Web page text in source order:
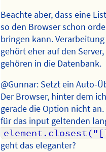
Beachte aber, dass eine
so den Browser schon
bringen kann.
gehört eher auf den
gehören in die Datenbank.
@Gunnar: Setzt ein Auto-
Der Browser, hinter dem
gerade die Option nicht
für das input geltenden
geht das eleganter?